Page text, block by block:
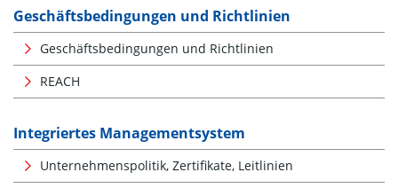
Geschäftsbedingungen und Richtlinien
Geschäftsbedingungen und Richtlinien
REACH
Integriertes Managementsystem
Unternehmenspolitik, Zertifikate, Leitlinien